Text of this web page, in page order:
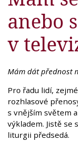
anebo
v
Mám dát přednost
Pro řadu lidí,
rozhlasové
s vnějším světem
výkladem. Jistě
liturgii předsedá.